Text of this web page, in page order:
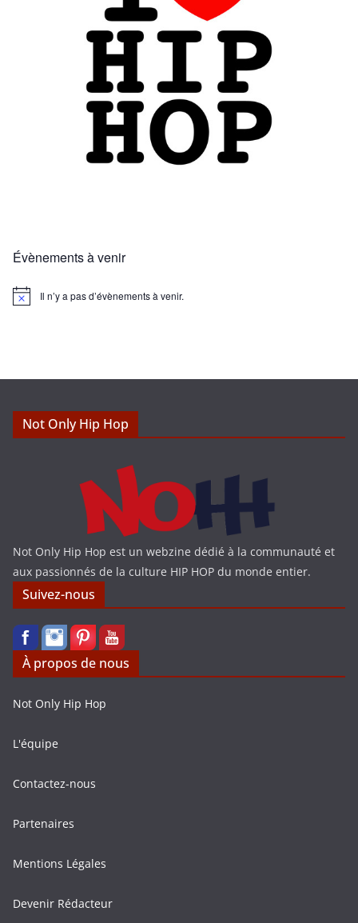
Évènements à venir
N
Il n’y a pas d’évènements à venir.
Not Only Hip Hop
Not Only Hip Hop est un webzine dédié à la communauté et
aux passionnés de la culture HIP HOP du monde entier.
Suivez-nous
À propos de nous
Not Only Hip Hop
L'équipe
Contactez-nous
Partenaires
Mentions Légales
Devenir Rédacteur